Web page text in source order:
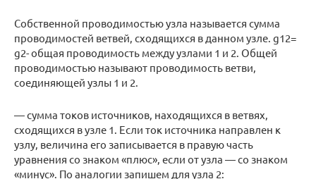
Собственной проводимостью узла называется сумма
проводимостей ветвей, сходящихся в данном узле. g12=
g2- общая проводимость между узлами 1 и 2. Общей
проводимостью называют проводимость ветви,
соединяющей узлы 1 и 2.
— сумма токов источников, находящихся в ветвях,
сходящихся в узле 1. Если ток источника направлен к
узлу, величина его записывается в правую часть
уравнения со знаком «плюс», если от узла — со знаком
«минус». По аналогии запишем для узла 2: